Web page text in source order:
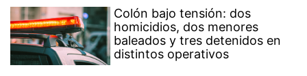
Colón bajo tensión: dos
homicidios, dos menores
baleados y tres detenidos en
distintos operativos